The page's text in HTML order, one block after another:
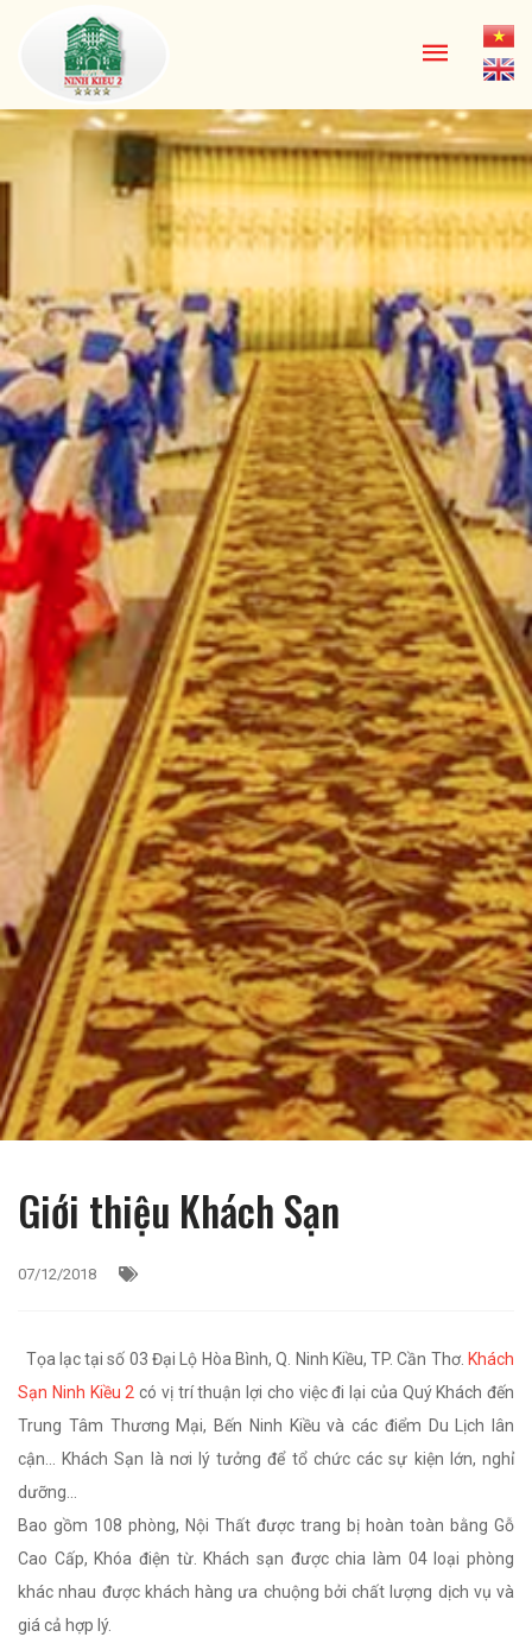
Giới thiệu Khách Sạn
07/12/2018
Tọa lạc tại số 03 Đại Lộ Hòa Bình, Q. Ninh Kiều, TP. Cần Thơ. Khách
Sạn Ninh Kiều 2 có vị trí thuận lợi cho việc đi lại của Quý Khách đến
Trung Tâm Thương Mại, Bến Ninh Kiều và các điểm Du Lịch lân
cận... Khách Sạn là nơi lý tưởng để tổ chức các sự kiện lớn, nghỉ
dưỡng...
Bao gồm 108 phòng, Nội Thất được trang bị hoàn toàn bằng Gỗ
Cao Cấp, Khóa điện từ. Khách sạn được chia làm 04 loại phòng
khác nhau được khách hàng ưa chuộng bởi chất lượng dịch vụ và
giá cả hợp lý.